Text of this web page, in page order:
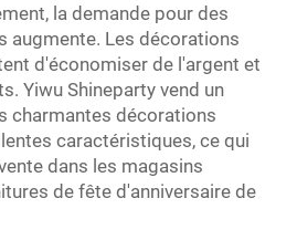
la demande pour des
augmente. Les décorations
d'économiser de l'argent et
Yiwu Shineparty vend un
charmantes décorations
caractéristiques, ce qui
dans les magasins
de fête d'anniversaire de